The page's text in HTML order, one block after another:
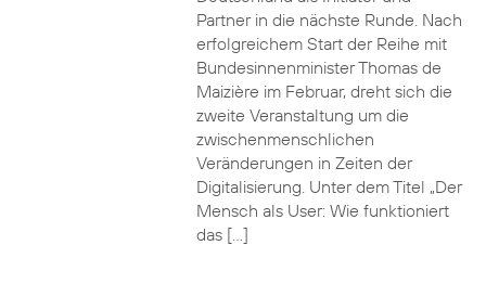
Partner in die nächste Runde. Nach
erfolgreichem Start der Reihe mit
Bundesinnenminister Thomas de
Maizière im Februar, dreht sich die
zweite Veranstaltung um die
zwischenmenschlichen
Veränderungen in Zeiten der
Digitalisierung. Unter dem Titel „Der
Mensch als User: Wie funktioniert
das […]